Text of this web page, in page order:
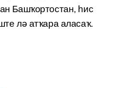
Башҡортостан, һис
лә атҡара аласаҡ.